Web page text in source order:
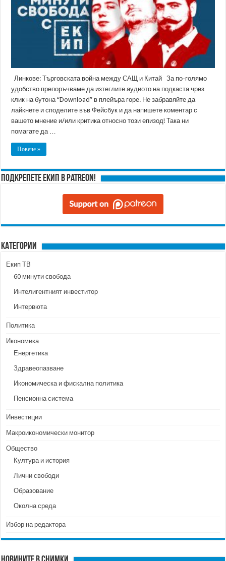
с
Никола
Филипов
и
Аркади
Шарков
Линкове: Търговската война между САЩ и Китай За по-голямо
удобство препоръчваме да изтеглите аудиото на подкаста чрез
клик на бутона “Download” в плейъра горе. Не забравяйте да
лайкнете и споделите във Фейсбук и да напишете коментар с
вашето мнение и/или критика относно този епизод! Така ни
помагате да …
Повече »
Подкрепете ЕКИП в Patreon!
Категории
Екип ТВ
60 минути свобода
Интелигентният инвеститор
Интервюта
Политика
Икономика
Енергетика
Здравеопазване
Икономическа и фискална политика
Пенсионна система
Инвестиции
Макроикономически монитор
Общество
Култура и история
Лични свободи
Образование
Околна среда
Избор на редактора